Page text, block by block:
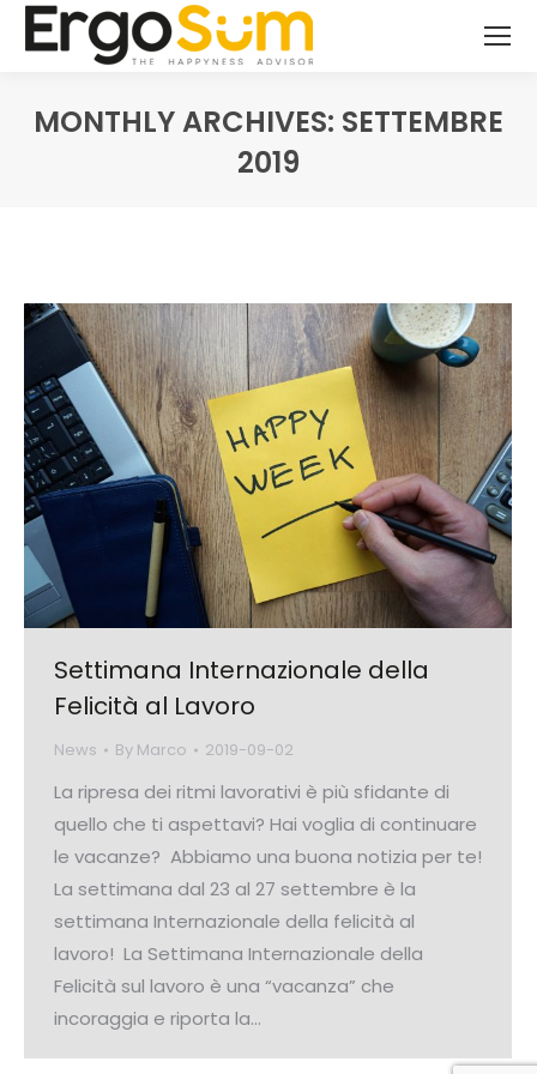
MONTHLY ARCHIVES: SETTEMBRE
2019
Settimana Internazionale della
Felicità al Lavoro
News By Marco 2019-09-02
La ripresa dei ritmi lavorativi è più sfidante di
quello che ti aspettavi? Hai voglia di continuare
le vacanze? Abbiamo una buona notizia per te!
La settimana dal 23 al 27 settembre è la
settimana Internazionale della felicità al
lavoro! La Settimana Internazionale della
Felicità sul lavoro è una “vacanza” che
incoraggia e riporta la…